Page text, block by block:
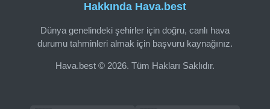
Hakkında Hava.best
Dünya genelindeki şehirler için doğru, canlı hava
durumu tahminleri almak için başvuru kaynağınız.
Hava.best © 2026. Tüm Hakları Saklıdır.